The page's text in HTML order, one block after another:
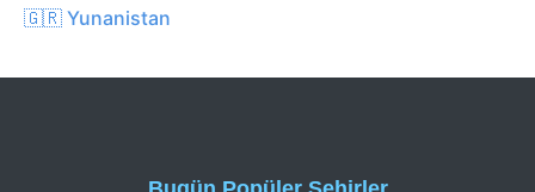
🇬🇷 Yunanistan